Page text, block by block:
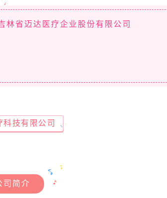
林省迈达医疗企业股份有限公司
科技有限公司
司简介